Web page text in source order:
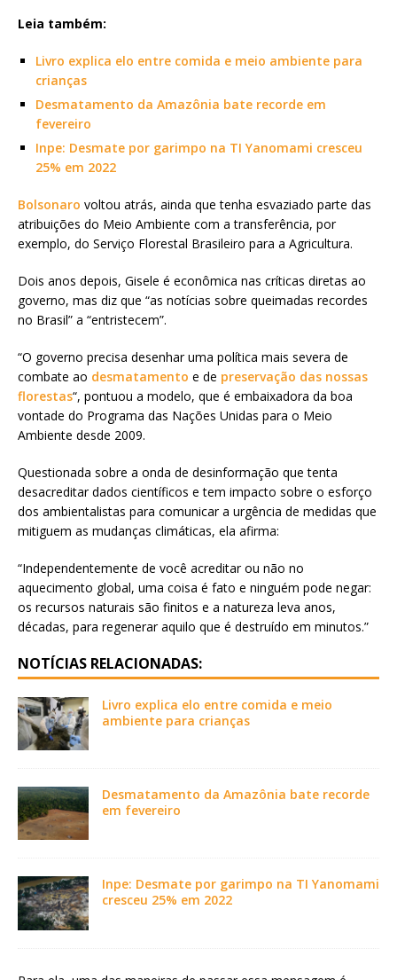
Leia também:
Livro explica elo entre comida e meio ambiente para
crianças
Desmatamento da Amazônia bate recorde em
fevereiro
Inpe: Desmate por garimpo na TI Yanomami cresceu
25% em 2022
Bolsonaro voltou atrás, ainda que tenha esvaziado parte das
atribuições do Meio Ambiente com a transferência, por
exemplo, do Serviço Florestal Brasileiro para a Agricultura.
Dois anos depois, Gisele é econômica nas críticas diretas ao
governo, mas diz que “as notícias sobre queimadas recordes
no Brasil” a “entristecem”.
“O governo precisa desenhar uma política mais severa de
combate ao desmatamento e de preservação das nossas
florestas“, pontuou a modelo, que é embaixadora da boa
vontade do Programa das Nações Unidas para o Meio
Ambiente desde 2009.
Questionada sobre a onda de desinformação que tenta
desacreditar dados científicos e tem impacto sobre o esforço
dos ambientalistas para comunicar a urgência de medidas que
mitiguem as mudanças climáticas, ela afirma:
“Independentemente de você acreditar ou não no
aquecimento global, uma coisa é fato e ninguém pode negar:
os recursos naturais são finitos e a natureza leva anos,
décadas, para regenerar aquilo que é destruído em minutos.”
NOTÍCIAS RELACIONADAS:
Livro explica elo entre comida e meio
ambiente para crianças
Desmatamento da Amazônia bate recorde
em fevereiro
Inpe: Desmate por garimpo na TI Yanomami
cresceu 25% em 2022